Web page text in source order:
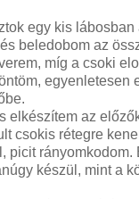
egy kis lábosban
beledobom az
míg a csoki
egyenletesen
elkészítem az
csokis rétegre
picit rányomkodom.
készül, mint a